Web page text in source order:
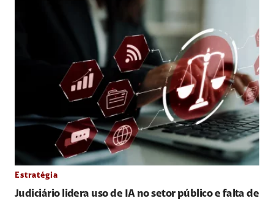
Estratégia
Judiciário lidera uso de IA no setor público e falta de